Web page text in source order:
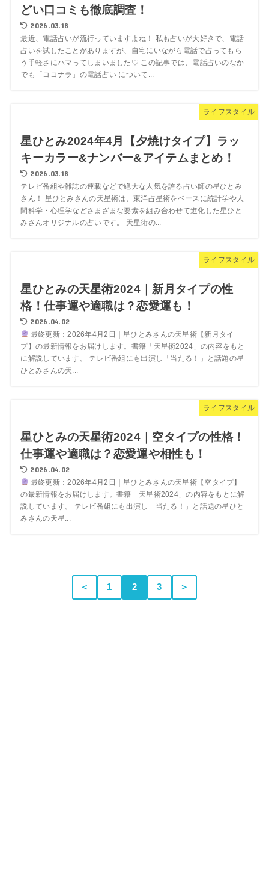
どい口コミも徹底調査！
2026.03.18
最近、電話占いが流行っていますよね！ 私も占いが大好きで、電話
占いを試したことがありますが、自宅にいながら電話で占ってもら
う手軽さにハマってしまいました♡ この記事では、電話占いのなか
でも「ココナラ」の電話占い について...
ライフスタイル
星ひとみ2024年4月【夕焼けタイプ】ラッ
キーカラー&ナンバー&アイテムまとめ！
2026.03.18
テレビ番組や雑誌の連載などで絶大な人気を誇る占い師の星ひとみ
さん！ 星ひとみさんの天星術は、東洋占星術をベースに統計学や人
間科学・心理学などさまざまな要素を組み合わせて進化した星ひと
みさんオリジナルの占いです。 天星術の...
ライフスタイル
星ひとみの天星術2024｜新月タイプの性
格！仕事運や適職は？恋愛運も！
2026.04.02
最終更新：2026年4月2日｜星ひとみさんの天星術【新月タイ
プ】の最新情報をお届けします。書籍「天星術2024」の内容をもと
に解説しています。 テレビ番組にも出演し「当たる！」と話題の星
ひとみさんの天...
ライフスタイル
星ひとみの天星術2024｜空タイプの性格！
仕事運や適職は？恋愛運や相性も！
2026.04.02
最終更新：2026年4月2日｜星ひとみさんの天星術【空タイプ】
の最新情報をお届けします。書籍「天星術2024」の内容をもとに解
説しています。 テレビ番組にも出演し「当たる！」と話題の星ひと
みさんの天星...
＜ 1 2 3 ＞